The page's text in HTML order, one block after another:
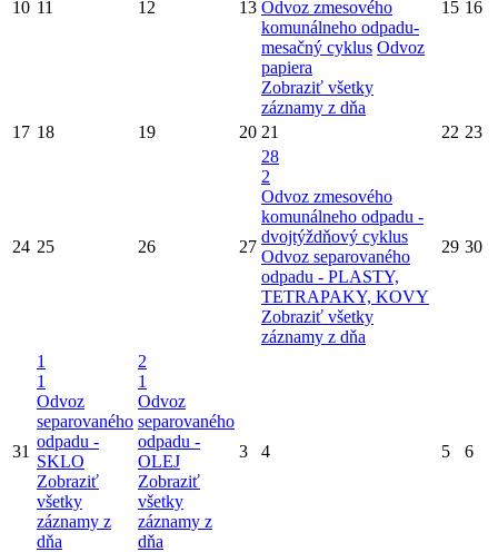
10 11 12 13 Odvoz zmesového
komunálneho odpadu-
mesačný cyklus Odvoz
papiera
Zobraziť všetky
záznamy z dňa
15 16
17 18 19 20 21 22 23
24 25 26 27
28
2
Odvoz zmesového
komunálneho odpadu -
dvojtýždňový cyklus
Odvoz separovaného
odpadu - PLASTY,
TETRAPAKY, KOVY
Zobraziť všetky
záznamy z dňa
29 30
31
1
1
Odvoz
separovaného
odpadu -
SKLO
Zobraziť
všetky
záznamy z
dňa
2
1
Odvoz
separovaného
odpadu -
OLEJ
Zobraziť
všetky
záznamy z
dňa
3 4 5 6